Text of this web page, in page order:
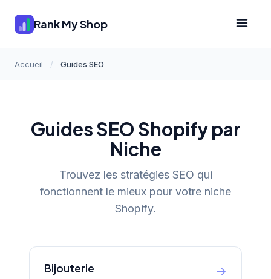
Rank My Shop
Accueil / Guides SEO
Guides SEO Shopify par
Niche
Trouvez les stratégies SEO qui
fonctionnent le mieux pour votre niche
Shopify.
Bijouterie →